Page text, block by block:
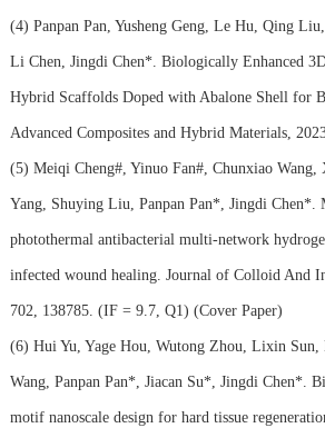
(4) Panpan Pan, Yusheng Geng, Le Hu, Qing
Li Chen, Jingdi Chen*. Biologically Enhanced
Hybrid Scaffolds Doped with Abalone Shell for
Advanced Composites and Hybrid Materials,
(5) Meiqi Cheng#, Yinuo Fan#, Chunxiao Wang,
Yang, Shuying Liu, Panpan Pan*, Jingdi Chen*.
photothermal antibacterial multi-network
infected wound healing. Journal of Colloid And
702, 138785. (IF = 9.7, Q1) (Cover Paper)
(6) Hui Yu, Yage Hou, Wutong Zhou, Lixin
Wang, Panpan Pan*, Jiacan Su*, Jingdi Chen*.
motif nanoscale design for hard tissue